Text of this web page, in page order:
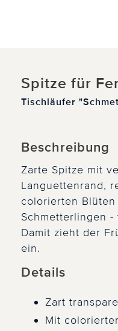
Spitze für
Tischläufer
Beschreibung
Zarte Spitze mit
Languettenrand,
colorierten Blüten
Schmetterlingen -
Damit zieht der
ein.
Details
Zart
Mit